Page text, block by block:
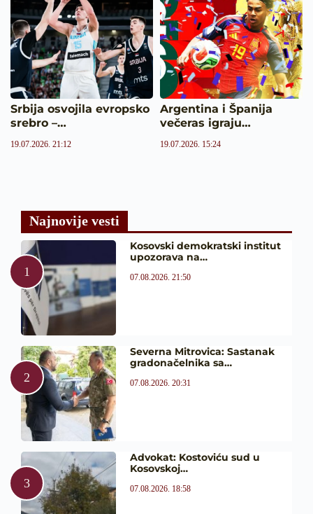
Srbija osvojila evropsko
srebro –…
19.07.2026. 21:12
Argentina i Španija
večeras igraju…
19.07.2026. 15:24
Najnovije vesti
Kosovski demokratski institut
upozorava na…
07.08.2026. 21:50
Severna Mitrovica: Sastanak
gradonačelnika sa…
07.08.2026. 20:31
Advokat: Kostoviću sud u
Kosovskoj…
07.08.2026. 18:58